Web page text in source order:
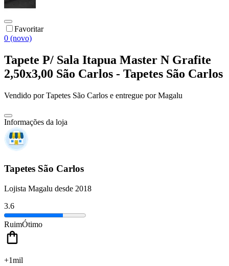
Favoritar
0 (novo)
Tapete P/ Sala Itapua Master N Grafite
2,50x3,00 São Carlos - Tapetes São Carlos
Vendido porTapetes São Carlos e entregue por Magalu
Informações da loja
Tapetes São Carlos
Lojista Magalu desde 2018
3.6
RuimÓtimo
+1mil